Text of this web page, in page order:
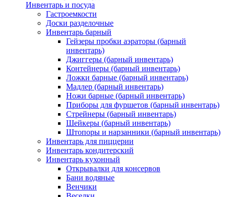
Инвентарь и посуда
Гастроемкости
Доски разделочные
Инвентарь барный
Гейзеры пробки аэраторы (барный
инвентарь)
Джиггеры (барный инвентарь)
Контейнеры (барный инвентарь)
Ложки барные (барный инвентарь)
Мадлер (барный инвентарь)
Ножи барные (барный инвентарь)
Приборы для фуршетов (барный инвентарь)
Стрейнеры (барный инвентарь)
Шейкеры (барный инвентарь)
Штопоры и нарзанники (барный инвентарь)
Инвентарь для пиццерии
Инвентарь кондитерский
Инвентарь кухонный
Открывалки для консервов
Бани водяные
Венчики